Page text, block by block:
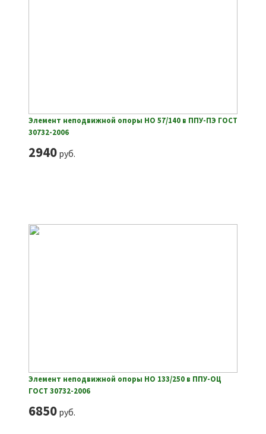
Элемент неподвижной опоры НО 57/140 в ППУ-ПЭ ГОСТ
30732-2006
2940руб.
Элемент неподвижной опоры НО 133/250 в ППУ-ОЦ
ГОСТ 30732-2006
6850руб.